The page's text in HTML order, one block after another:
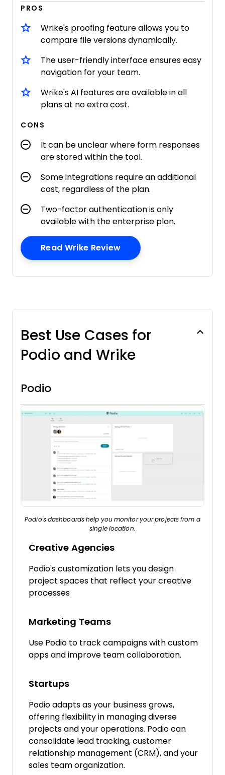
PROS
Wrike's proofing feature allows you to
compare file versions dynamically.
The user-friendly interface ensures easy
navigation for your team.
Wrike's AI features are available in all
plans at no extra cost.
CONS
It can be unclear where form responses
are stored within the tool.
Some integrations require an additional
cost, regardless of the plan.
Two-factor authentication is only
available with the enterprise plan.
Read Wrike ReviewOpens New Window
Best Use Cases for
Podio and Wrike
Podio
Podio's dashboards help you monitor your projects from a
single location.
Creative Agencies
Podio's customization lets you design
project spaces that reflect your creative
processes
Marketing Teams
Use Podio to track campaigns with custom
apps and improve team collaboration.
Startups
Podio adapts as your business grows,
offering flexibility in managing diverse
projects and your operations. Podio can
consolidate lead tracking, customer
relationship management (CRM), and your
sales team organization.